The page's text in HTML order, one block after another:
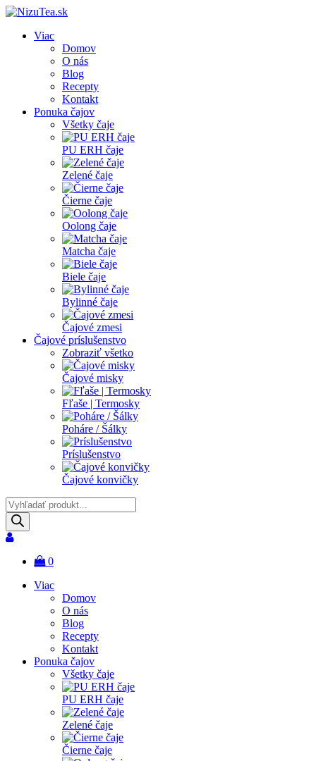
Viac
Domov
O nás
Blog
Recepty
Kontakt
Ponuka čajov
Všetky čaje
PU ERH čaje
Zelené čaje
Čierne čaje
Oolong čaje
Matcha čaje
Biele čaje
Bylinné čaje
Čajové zmesi
Čajové príslušenstvo
Zobraziť všetko
Čajové misky
Fľaše | Termosky
Poháre / Šálky
Príslušenstvo
Čajové konvičky
Products
search
0
Viac
Domov
O nás
Blog
Recepty
Kontakt
Ponuka čajov
Všetky čaje
PU ERH čaje
Zelené čaje
Čierne čaje